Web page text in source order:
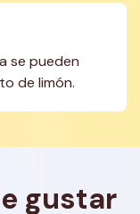
se pueden
de limón.
gustar